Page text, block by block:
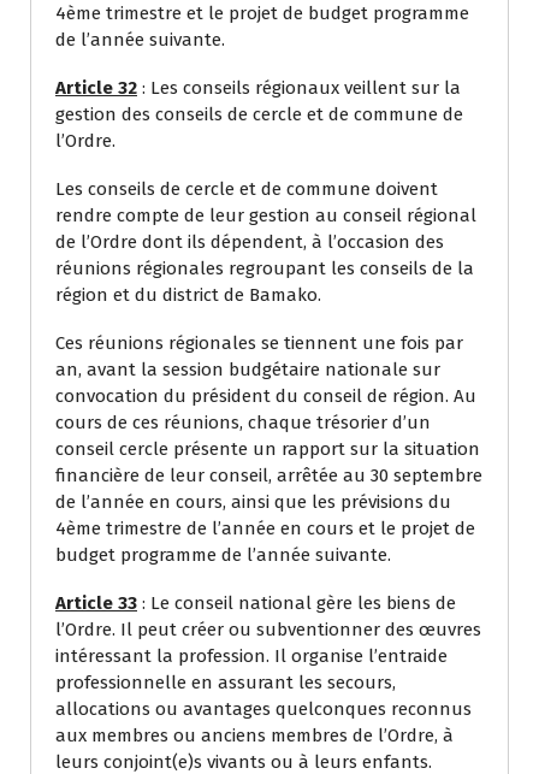
4ème trimestre et le projet de budget programme
de l’année suivante.
Article 32 : Les conseils régionaux veillent sur la
gestion des conseils de cercle et de commune de
l’Ordre.
Les conseils de cercle et de commune doivent
rendre compte de leur gestion au conseil régional
de l’Ordre dont ils dépendent, à l’occasion des
réunions régionales regroupant les conseils de la
région et du district de Bamako.
Ces réunions régionales se tiennent une fois par
an, avant la session budgétaire nationale sur
convocation du président du conseil de région. Au
cours de ces réunions, chaque trésorier d’un
conseil cercle présente un rapport sur la situation
financière de leur conseil, arrêtée au 30 septembre
de l’année en cours, ainsi que les prévisions du
4ème trimestre de l’année en cours et le projet de
budget programme de l’année suivante.
Article 33 : Le conseil national gère les biens de
l’Ordre. Il peut créer ou subventionner des œuvres
intéressant la profession. Il organise l’entraide
professionnelle en assurant les secours,
allocations ou avantages quelconques reconnus
aux membres ou anciens membres de l’Ordre, à
leurs conjoint(e)s vivants ou à leurs enfants.